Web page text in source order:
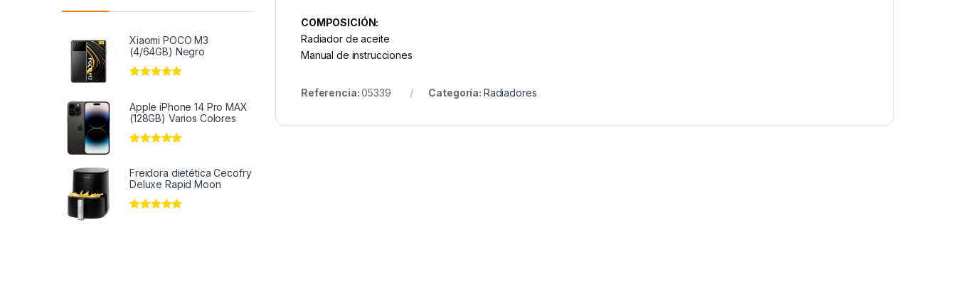
COMPOSICIÓN:
Radiador de aceite
Manual de instrucciones
Referencia:05339 Categoría: Radiadores
Xiaomi POCO M3
(4/64GB) Negro
Apple iPhone 14 Pro MAX
(128GB) Varios Colores
Freidora dietética Cecofry
Deluxe Rapid Moon